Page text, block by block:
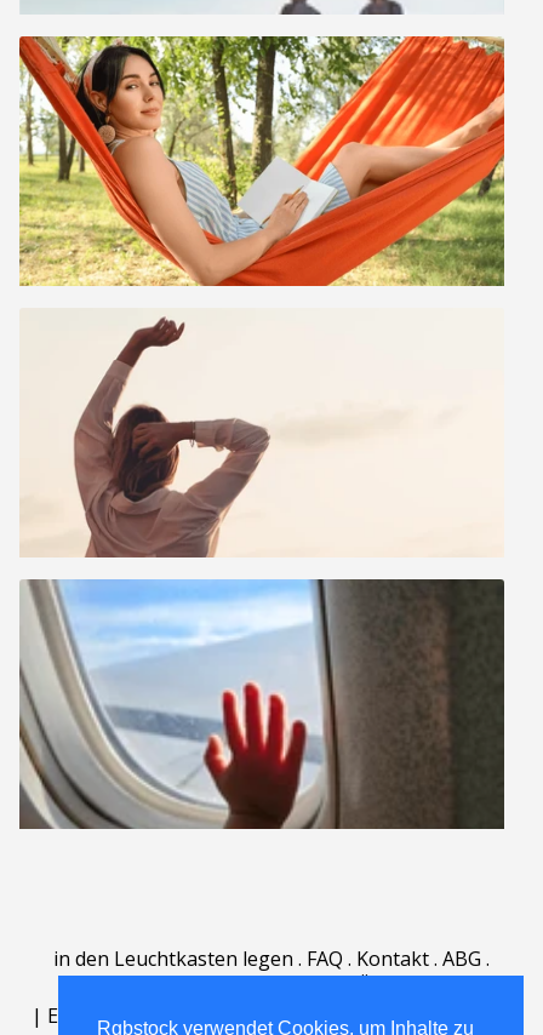
Rgbstock verwendet Cookies, um Inhalte zu
in den Leuchtkasten legen . FAQ . Kontakt. ABG .
| English | Deutsch Español | Polski | Português